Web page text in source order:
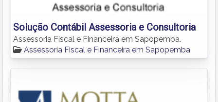
Solução Contábil Assessoria e Consultoria
Assessoria Fiscal e Financeira em Sapopemba.
Assessoria Fiscal e Financeira em Sapopemba